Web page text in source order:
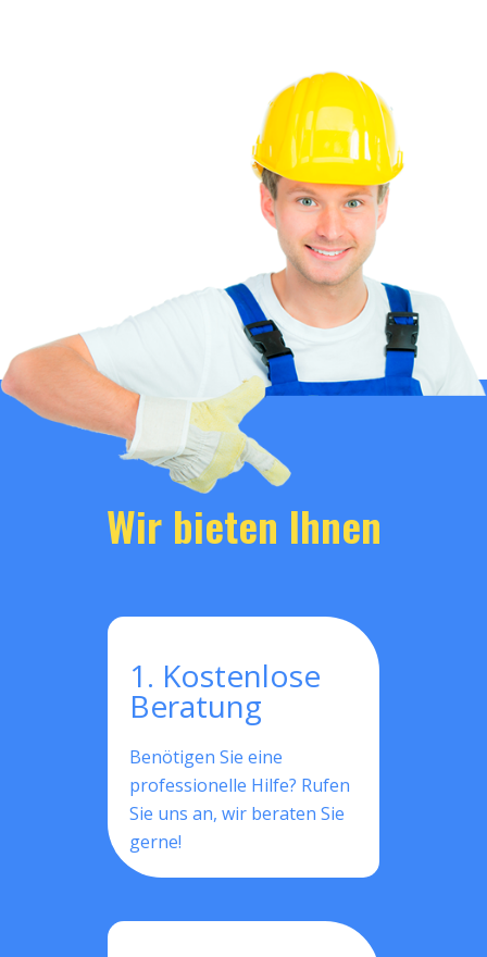
Wir bieten Ihnen
1. Kostenlose
Beratung
Benötigen Sie eine
professionelle Hilfe? Rufen
Sie uns an, wir beraten Sie
gerne!